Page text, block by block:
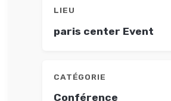
LIEU
paris center Event
CATÉGORIE
Conférence